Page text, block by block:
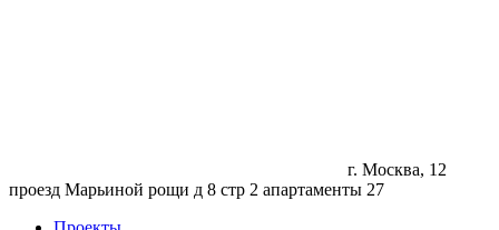
г. Москва, 12
проезд Марьиной рощи д 8 стр 2 апартаменты 27